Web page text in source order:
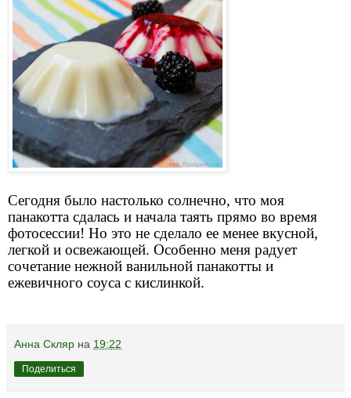
Сегодня было настолько солнечно, что моя
панакотта сдалась и начала таять прямо во время
фотосессии! Но это не сделало ее менее вкусной,
легкой и освежающей. Особенно меня радует
сочетание нежной ванильной панакотты и
ежевичного соуса с кислинкой.
Анна Скляр на 19:22
Поделиться